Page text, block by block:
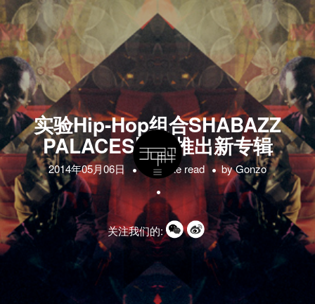
实验Hip-Hop组合SHABAZZ
PALACES即将推出新专辑
2014年05月06日 1 minute read byGonzo
关注我们的: